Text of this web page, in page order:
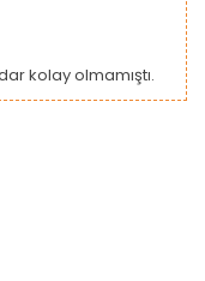
kolay olmamıştı.